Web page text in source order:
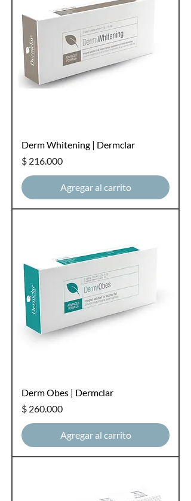
Derm Whitening | Dermclar
Precio
$ 216.000
Agregar al carrito
Derm Obes | Dermclar
Precio
$ 260.000
Agregar al carrito